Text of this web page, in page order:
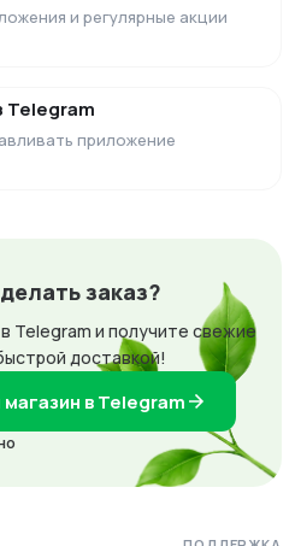
и регулярные акции
Telegram
приложение
заказ?
Telegram и получите свежие
доставкой!
в Telegram